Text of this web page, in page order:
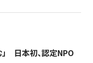
日本初、認定NPO